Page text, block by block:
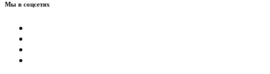
Мы в соцсетях